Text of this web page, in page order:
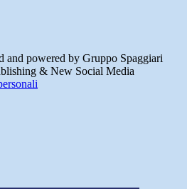
and powered by Gruppo Spaggiari
& New Social Media